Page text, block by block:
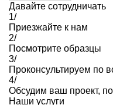
Давайте сотрудничать
1/
Приезжайте к нам
2/
Посмотрите образцы
3/
Проконсультируем по
4/
Обсудим ваш проект,
Наши услуги